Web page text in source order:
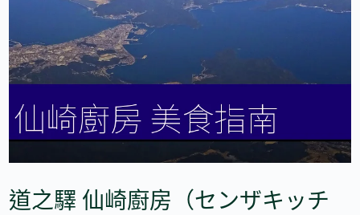
道之驛 仙崎廚房（センザキッチ